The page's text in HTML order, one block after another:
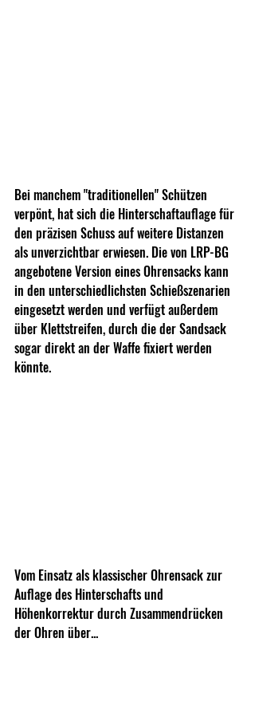
Bei manchem "traditionellen" Schützen
verpönt, hat sich die Hinterschaftauflage für
den präzisen Schuss auf weitere Distanzen
als unverzichtbar erwiesen. Die von LRP-BG
angebotene Version eines Ohrensacks kann
in den unterschiedlichsten Schießszenarien
eingesetzt werden und verfügt außerdem
über Klettstreifen, durch die der Sandsack
sogar direkt an der Waffe fixiert werden
könnte.
Vom Einsatz als klassischer Ohrensack zur
Auflage des Hinterschafts und
Höhenkorrektur durch Zusammendrücken
der Ohren über...